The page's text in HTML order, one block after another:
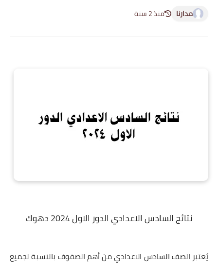
مدارنا منذ 2 سنة
نتائج السادس الاعدادي الدور الاول 2024 دهوك
يُعتبر الصف السادس الاعدادي من أهم الصفوف بالنسبة لجميع